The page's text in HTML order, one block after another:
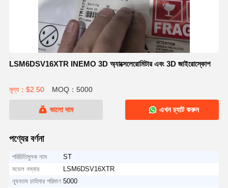
LSM6DSV16XTR INEMO 3D অ্যাক্সেলেরোমিটার এবং 3D জাইরোস্কোপ
মূল্য：$2.50 MOQ：5000
ভালো দাম এখন চ্যাট করুন
পণ্যের বর্ণনা
পরিচিতিমুলক নাম
ST
মডেল নম্বার
LSM6DSV16XTR
ন্যূনতম চাহিদার পরিমাণ 5000